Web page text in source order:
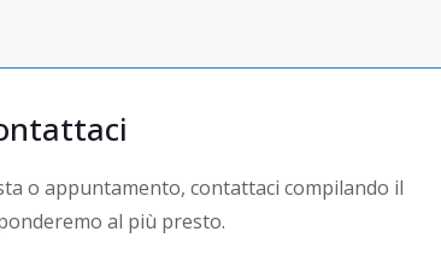
o appuntamento, contattaci compilando il
al più presto.